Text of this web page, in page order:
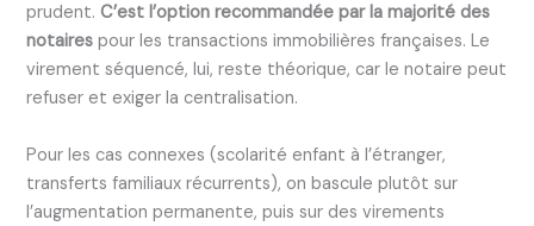
prudent.C’est l’option recommandée par la majorité des
notaires pour les transactions immobilières françaises. Le
virement séquencé, lui, reste théorique, car le notaire peut
refuser et exiger la centralisation.
Pour les cas connexes (scolarité enfant à l’étranger,
transferts familiaux récurrents), on bascule plutôt sur
l’augmentation permanente, puis sur des virements